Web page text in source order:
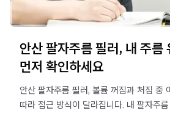
안산 팔자주름 필러, 내 주름
먼저 확인하세요
안산 팔자주름 필러, 볼륨 꺼짐과 처짐 중
따라 접근 방식이 달라집니다. 내 팔자주